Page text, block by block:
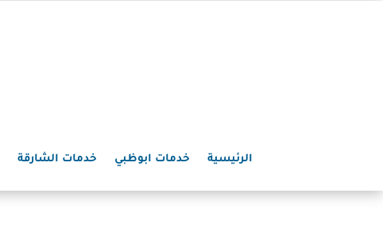
الرئيسية خدمات ابوظبي خدمات الشارقة